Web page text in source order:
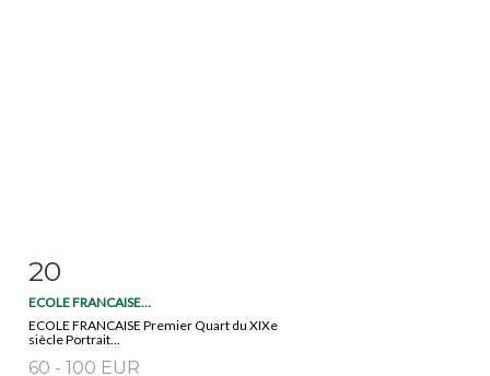
Item detail
20
ECOLE FRANCAISE...
ECOLE FRANCAISE Premier Quart du XIXe
siècle Portrait...
60 - 100 EUR